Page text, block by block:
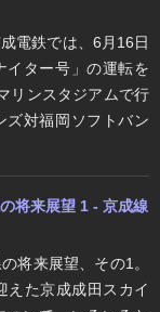
電鉄では、6月16日
イター号」の運転を
リンスタジアムで行
ズ対福岡ソフトバン
将来展望 1 - 京成線
将来展望、その1。
えた京成成田スカイ